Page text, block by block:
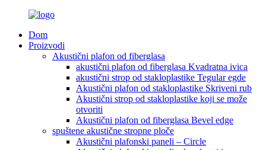
Dom
Proizvodi
Akustični plafon od fiberglasa
akustični plafon od fiberglasa Kvadratna ivica
akustični strop od stakloplastike Tegular egde
Akustični plafon od stakloplastike Skriveni rub
Akustični strop od stakloplastike koji se može
otvoriti
Akustični plafon od fiberglasa Bevel edge
spuštene akustične stropne ploče
Akustični plafonski paneli – Circle